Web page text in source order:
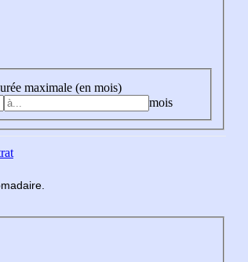
maximale (en mois)
mois
madaire